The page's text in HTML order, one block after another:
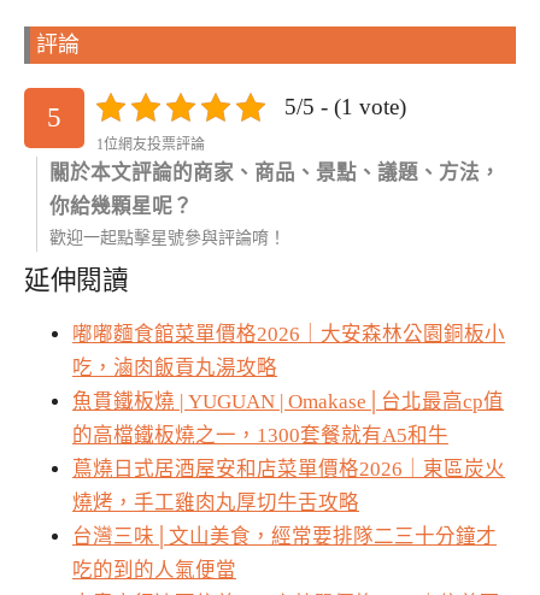
評論
5 5/5 - (1 vote)
1位網友投票評論
關於本文評論的商家、商品、景點、議題、方法，
你給幾顆星呢？
歡迎一起點擊星號參與評論唷！
延伸閱讀
嘟嘟麵食館菜單價格2026｜大安森林公園銅板小
吃，滷肉飯貢丸湯攻略
魚貫鐵板燒 | YUGUAN | Omakase│台北最高cp值
的高檔鐵板燒之一，1300套餐就有A5和牛
蔦燒日式居酒屋安和店菜單價格2026｜東區炭火
燒烤，手工雞肉丸厚切牛舌攻略
台灣三味│文山美食，經常要排隊二三十分鐘才
吃的到的人氣便當